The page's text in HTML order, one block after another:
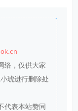
络，仅供大家
琥进行删除处
代表本站赞同